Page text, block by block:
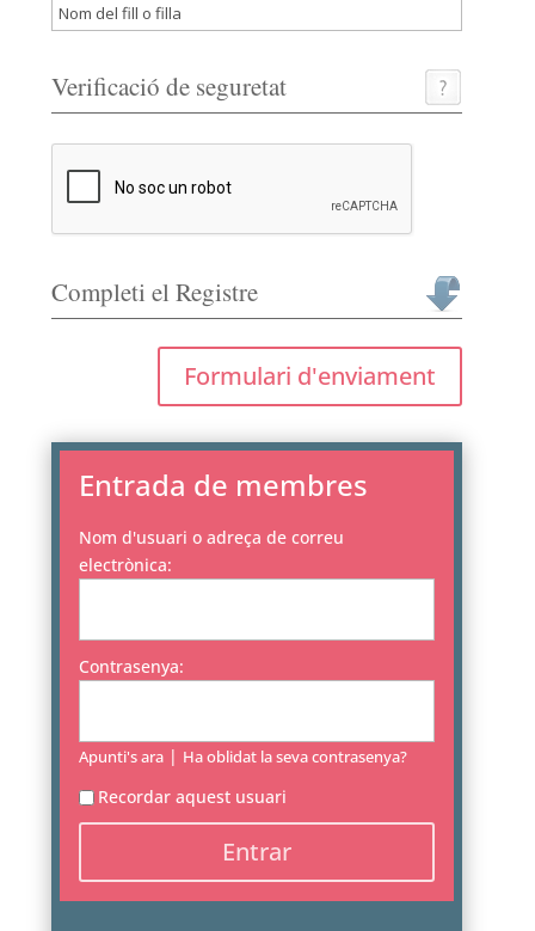
Verificació de seguretat
Completi el Registre
Formulari d'enviament
Entrada de membres
Nom d'usuari o adreça de correu
electrònica:
Contrasenya:
Apunti's ara | Ha oblidat la seva contrasenya?
Recordar aquest usuari